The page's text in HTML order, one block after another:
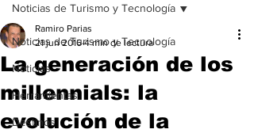
Noticias de Turismo y Tecnología
Noticias
Herramientas
Destinos
Noticias de Turismo y Tecnología
La generación de los
millennials: la
evolución de la
Ramiro Parias
21 jun 2016 4 min de lectura